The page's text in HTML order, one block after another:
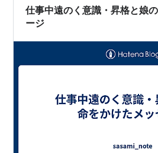
う感じるか」を想像するようにし
仕事中遠のく意識・昇格と娘
ージ